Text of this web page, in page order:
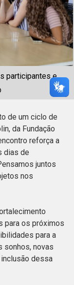
participantes e
de um ciclo de
da Fundação
reforça a
dias de
juntos
nos
para os próximos
para a
sonhos, novas
dessa